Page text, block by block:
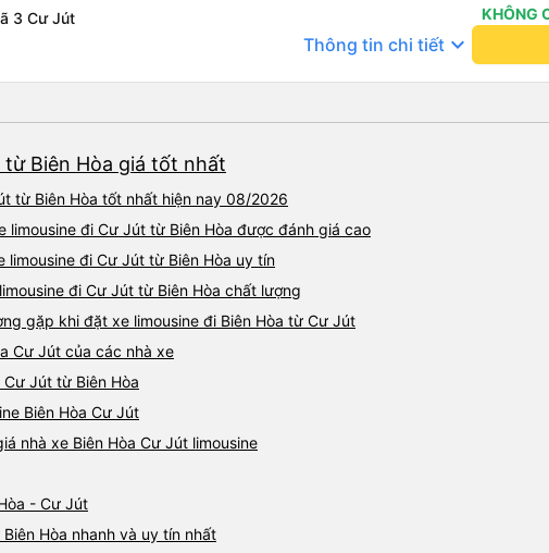
3 Cư Jút
KHÔNG
Thông tin chi tiết keyboard_arrow_down
Biên Hòa giá tốt nhất
từ Biên Hòa tốt nhất hiện nay 08/2026
limousine đi Cư Jút từ Biên Hòa được đánh giá cao
limousine đi Cư Jút từ Biên Hòa uy tín
đi Cư Jút từ Biên Hòa chất lượng
gặp khi đặt xe limousine đi Biên Hòa từ Cư Jút
Cư Jút của các nhà xe
Jút từ Biên Hòa
Biên Hòa Cư Jút
nhà xe Biên Hòa Cư Jút limousine
- Cư Jút
Hòa nhanh và uy tín nhất